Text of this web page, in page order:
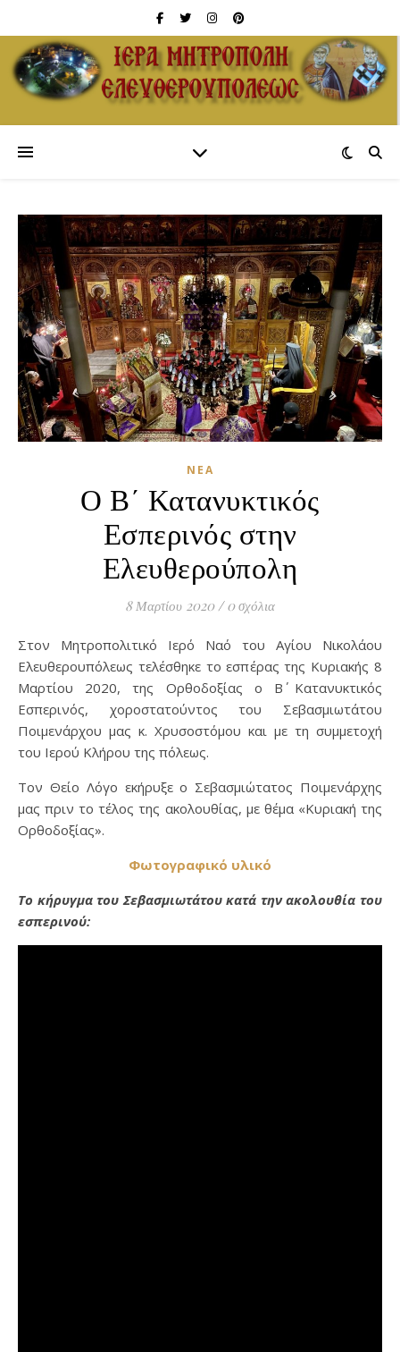
ΝΈΑ
Ο Β΄ Κατανυκτικός
Εσπερινός στην
Ελευθερούπολη
8 Μαρτίου 2020 / 0 σχόλια
Στον Μητροπολιτικό Ιερό Ναό του Αγίου Νικολάου
Ελευθερουπόλεως τελέσθηκε το εσπέρας της Κυριακής 8
Μαρτίου 2020, της Ορθοδοξίας ο Β΄ Κατανυκτικός
Εσπερινός, χοροστατούντος του Σεβασμιωτάτου
Ποιμενάρχου μας κ. Χρυσοστόμου και με τη συμμετοχή
του Ιερού Κλήρου της πόλεως.
Τον Θείο Λόγο εκήρυξε ο Σεβασμιώτατος Ποιμενάρχης
μας πριν το τέλος της ακολουθίας, με θέμα «Κυριακή της
Ορθοδοξίας».
Φωτογραφικό υλικό
Το κήρυγμα του Σεβασμιωτάτου κατά την ακολουθία του
εσπερινού: